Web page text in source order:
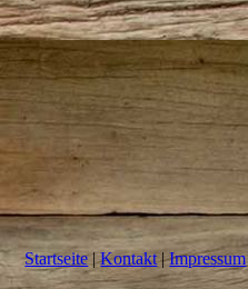
Startseite|Kontakt|Impressum